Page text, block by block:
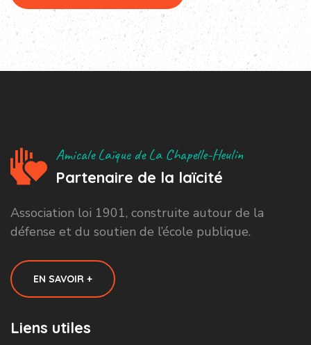
Amicale Laïque de La Chapelle-Heulin
Partenaire de la laïcité
Association loi 1901, construite autour de la
défense et du soutien de l’école publique.
EN SAVOIR +
Liens utiles